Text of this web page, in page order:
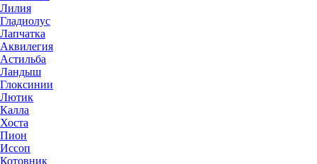
Лилия
Гладиолус
Лапчатка
Аквилегия
Астильба
Ландыш
Глоксинии
Лютик
Калла
Хоста
Пион
Иссоп
Котовник